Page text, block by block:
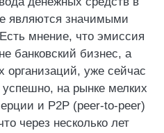
являются значимыми
мнение, что эмиссия
банковский бизнес, а
организаций, уже сейчас
на рынке мелких
и P2P (peer-to-peer)
через несколько лет